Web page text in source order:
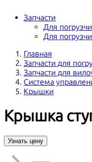
Запчасти
Для
Для
Главная
Запчасти для
Запчасти для
Система
Крышки
Крышка
Узнать цену